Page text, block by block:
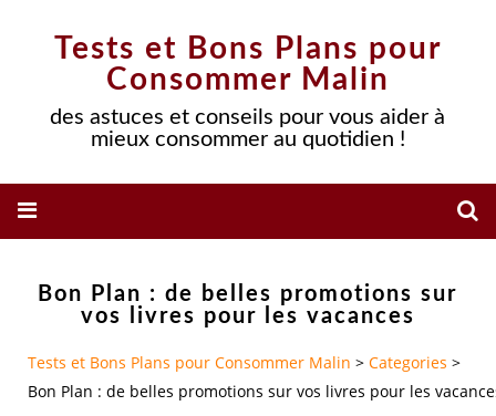
Tests et Bons Plans pour
Consommer Malin
des astuces et conseils pour vous aider à
mieux consommer au quotidien !
Bon Plan : de belles promotions sur
vos livres pour les vacances
Tests et Bons Plans pour Consommer Malin > Categories >
Bon Plan : de belles promotions sur vos livres pour les